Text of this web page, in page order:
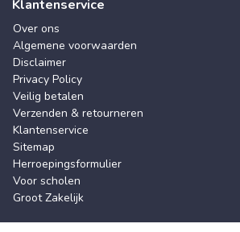
Klantenservice
Over ons
Algemene voorwaarden
Disclaimer
Privacy Policy
Veilig betalen
Verzenden & retourneren
Klantenservice
Sitemap
Herroepingsformulier
Voor scholen
Groot Zakelijk